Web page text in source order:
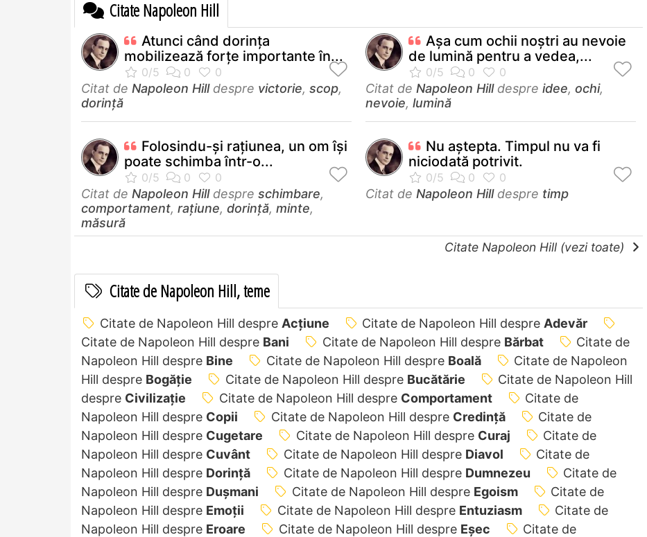
Citate Napoleon Hill
Atunci când dorinţa
mobilizează forţe importante în...
Citat de Napoleon Hilldespre victorie, scop,
dorință
Aşa cum ochii noştri au nevoie
de lumină pentru a vedea,...
Citat de Napoleon Hilldespre idee, ochi,
nevoie, lumină
Folosindu-şi raţiunea, un om îşi
poate schimba într-o...
Citat de Napoleon Hilldespre schimbare,
comportament, rațiune, dorință, minte,
măsură
Nu aştepta. Timpul nu va fi
niciodată potrivit.
Citat de Napoleon Hilldespre timp
Citate Napoleon Hill (vezi toate)
Citate de Napoleon Hill, teme
Citate de Napoleon Hill despre Acțiune Citate de Napoleon Hill despre Adevăr
Citate de Napoleon Hill despre Bani Citate de Napoleon Hill despre Bărbat
Citate de
Napoleon Hill despre Bine Citate de Napoleon Hill despre Boală
Citate de Napoleon
Hill despre Bogăție Citate de Napoleon Hill despre Bucătărie
Citate de Napoleon Hill
despre Civilizație Citate de Napoleon Hill despre Comportament
Citate de
Napoleon Hill despre Copii Citate de Napoleon Hill despre Credință
Citate de
Napoleon Hill despre Cugetare Citate de Napoleon Hill despre Curaj
Citate de
Napoleon Hill despre Cuvânt Citate de Napoleon Hill despre Diavol
Citate de
Napoleon Hill despre Dorință Citate de Napoleon Hill despre Dumnezeu
Citate de
Napoleon Hill despre Dușmani Citate de Napoleon Hill despre Egoism
Citate de
Napoleon Hill despre Emoții Citate de Napoleon Hill despre Entuziasm
Citate de
Napoleon Hill despre Eroare Citate de Napoleon Hill despre Eșec
Citate de